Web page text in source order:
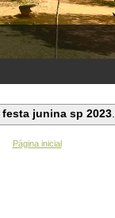
festa junina sp 2023.
Página inicial